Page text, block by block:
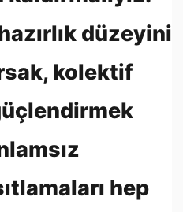
düzeyini
kolektif
hep